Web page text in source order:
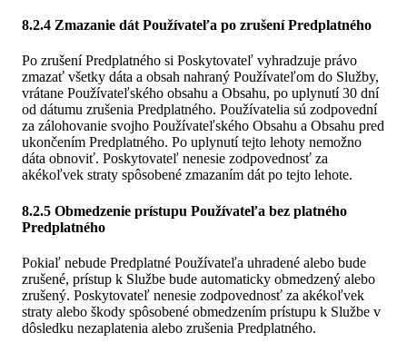
8.2.4 Zmazanie dát Používateľa po zrušení Predplatného
Po zrušení Predplatného si Poskytovateľ vyhradzuje právo
zmazať všetky dáta a obsah nahraný Používateľom do Služby,
vrátane Používateľského obsahu a Obsahu, po uplynutí 30 dní
od dátumu zrušenia Predplatného. Používatelia sú zodpovední
za zálohovanie svojho Používateľského Obsahu a Obsahu pred
ukončením Predplatného. Po uplynutí tejto lehoty nemožno
dáta obnoviť. Poskytovateľ nenesie zodpovednosť za
akékoľvek straty spôsobené zmazaním dát po tejto lehote.
8.2.5 Obmedzenie prístupu Používateľa bez platného
Predplatného
Pokiaľ nebude Predplatné Používateľa uhradené alebo bude
zrušené, prístup k Službe bude automaticky obmedzený alebo
zrušený. Poskytovateľ nenesie zodpovednosť za akékoľvek
straty alebo škody spôsobené obmedzením prístupu k Službe v
dôsledku nezaplatenia alebo zrušenia Predplatného.